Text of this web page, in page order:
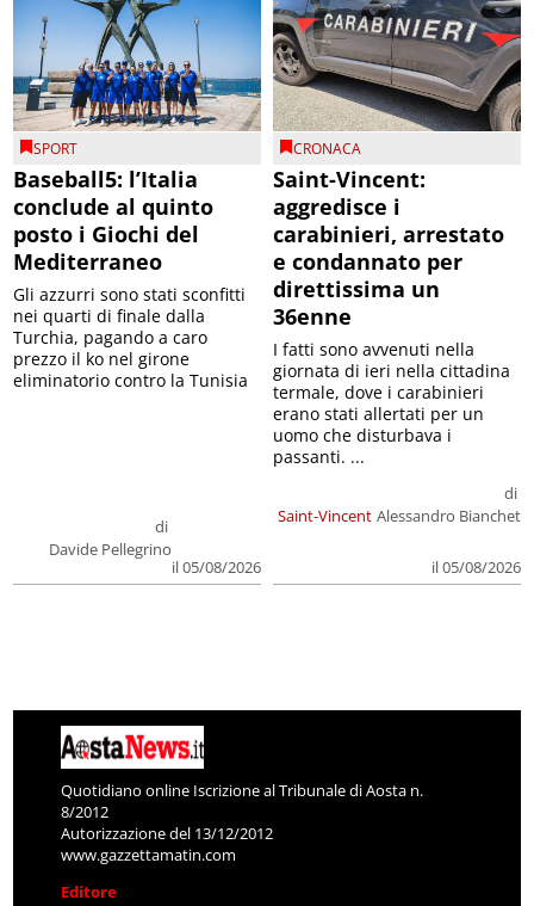
SPORT
Baseball5: l’Italia
conclude al quinto
posto i Giochi del
Mediterraneo
di
Davide Pellegrino
il 05/08/2026
Gli azzurri sono stati sconfitti
nei quarti di finale dalla
Turchia, pagando a caro
prezzo il ko nel girone
eliminatorio contro la Tunisia
CRONACA
Saint-Vincent:
aggredisce i
carabinieri, arrestato
e condannato per
direttissima un
36enne
Saint-Vincent
di
Alessandro Bianchet
il 05/08/2026
I fatti sono avvenuti nella
giornata di ieri nella cittadina
termale, dove i carabinieri
erano stati allertati per un
uomo che disturbava i
passanti. ...
Quotidiano online Iscrizione al Tribunale di Aosta n.
8/2012
Autorizzazione del 13/12/2012
www.gazzettamatin.com
Editore